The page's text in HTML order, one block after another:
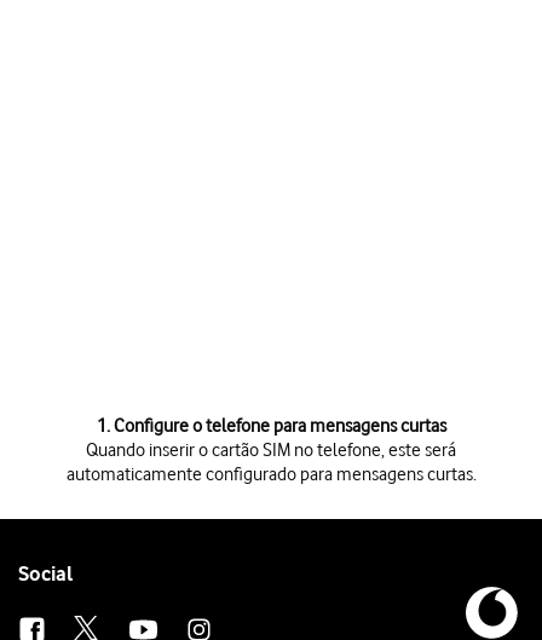
1. Configure o telefone para mensagens curtas
Quando inserir o cartão SIM no telefone, este será
automaticamente configurado para mensagens curtas.
Follow
Social